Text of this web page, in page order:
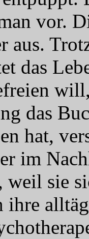
vor.
aus.
das
das
hat,
im
sie
ihre